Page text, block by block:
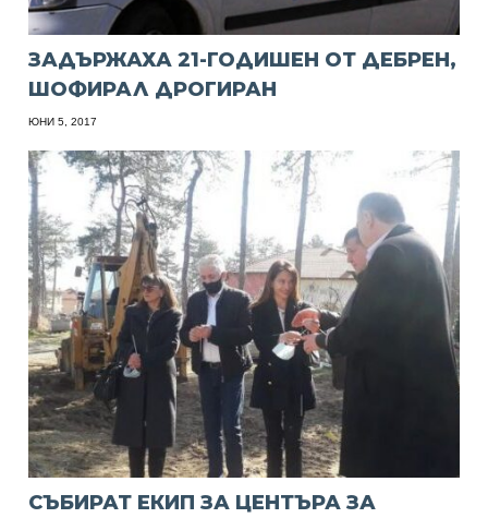
ЗАДЪРЖАХА 21-ГОДИШЕН ОТ ДЕБРЕН,
ШОФИРАЛ ДРОГИРАН
ЮНИ 5, 2017
СЪБИРАТ ЕКИП ЗА ЦЕНТЪРА ЗА